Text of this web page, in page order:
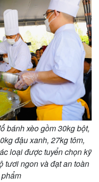
E-Magazine
bánh xèo gồm 30kg bột,
đậu xanh, 27kg tôm,
loại được tuyển chọn kỹ
tươi ngon và đạt an toàn